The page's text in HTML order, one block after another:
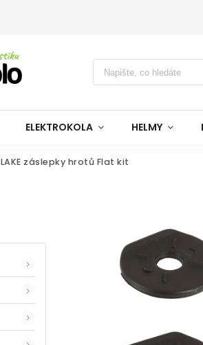
ELEKTROKOLA HELMY
LAKE záslepky hrotů Flat kit